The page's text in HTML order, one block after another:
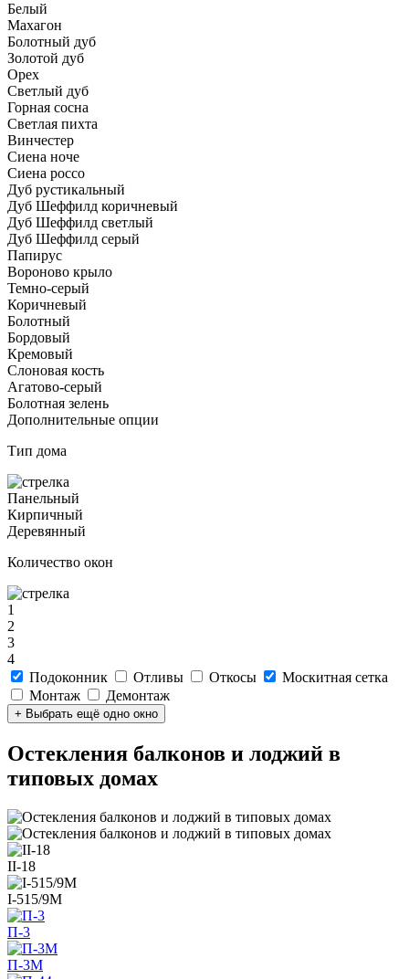
Белый
Махагон
Болотный дуб
Золотой дуб
Орех
Светлый дуб
Горная сосна
Светлая пихта
Винчестер
Сиена ноче
Сиена россо
Дуб рустикальный
Дуб Шеффилд коричневый
Дуб Шеффилд светлый
Дуб Шеффилд серый
Папирус
Вороново крыло
Темно-серый
Коричневый
Болотный
Бордовый
Кремовый
Слоновая кость
Агатово-серый
Болотная зелень
Дополнительные опции
Тип дома
Панельный
Кирпичный
Деревянный
Количество окон
1
2
3
4
Подоконник
Отливы Откосы
Москитная сетка
Монтаж
Демонтаж
+ Выбрать ещё одно окно
Остекления балконов и лоджий в
типовых домах
II-18
I-515/9М
П-3
П-3М